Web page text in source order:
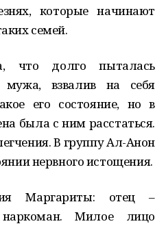
которые начинают
семей.
что долго пыталась
мужа, взвалив на себя
его состояние, но в
была с ним расстаться.
В группу Ал-Анон
нервного истощения.
Маргариты: отец –
Милое лицо